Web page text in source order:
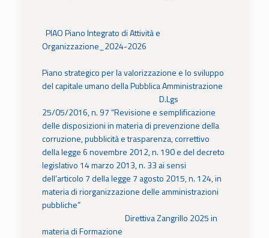
PIAO Piano Integrato di Attività e
Organizzazione_2024-2026
Piano strategico per la valorizzazione e lo sviluppo
del capitale umano della Pubblica Amministrazione
D.Lgs
25/05/2016, n. 97 “Revisione e semplificazione
delle disposizioni in materia di prevenzione della
corruzione, pubblicità e trasparenza, correttivo
della legge 6 novembre 2012, n. 190 e del decreto
legislativo 14 marzo 2013, n. 33 ai sensi
dell’articolo 7 della legge 7 agosto 2015, n. 124, in
materia di riorganizzazione delle amministrazioni
pubbliche”
Direttiva Zangrillo 2025 in
materia di Formazione